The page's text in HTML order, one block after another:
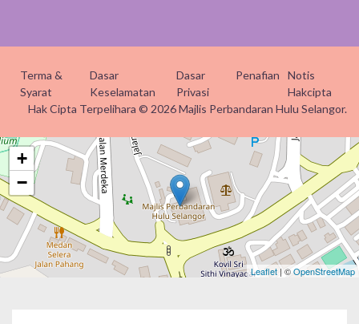
Terma &
Syarat
Dasar
Keselamatan
Dasar
Privasi
Penafian
Notis
Hakcipta
Hak Cipta Terpelihara © 2026 Majlis Perbandaran Hulu Selangor.
+
−
Leaflet | ©OpenStreetMap